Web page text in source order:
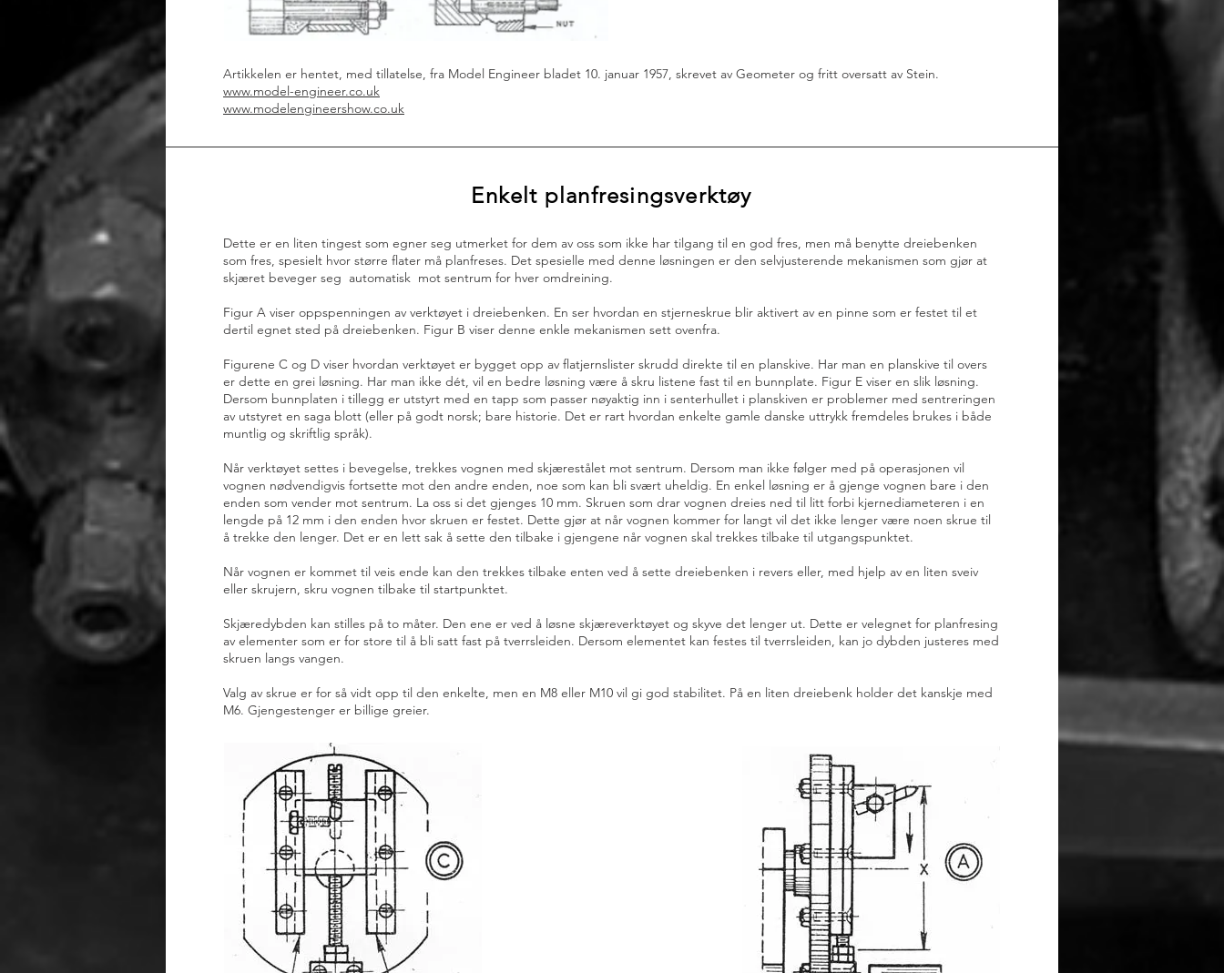
Artikkelen er hentet, med tillatelse, fra Model Engineer bladet 10. januar 1957, skrevet av Geometer og fritt oversatt av Stein.
www.model-engineer.co.uk
www.modelengineershow.co.uk
Enkelt planfresingsverktøy
Dette er en liten tingest som egner seg utmerket for dem av oss som ikke har tilgang til en god fres, men må benytte dreiebenken
som fres, spesielt hvor større flater må planfreses. Det spesielle med denne løsningen er den selvjusterende mekanismen som gjør at
skjæret beveger seg automatisk mot sentrum for hver omdreining.
Figur A viser oppspenningen av verktøyet i dreiebenken. En ser hvordan en stjerneskrue blir aktivert av en pinne som er festet til et
dertil egnet sted på dreiebenken. Figur B viser denne enkle mekanismen sett ovenfra.
Figurene C og D viser hvordan verktøyet er bygget opp av flatjernslister skrudd direkte til en planskive. Har man en planskive til overs
er dette en grei løsning. Har man ikke dét, vil en bedre løsning være å skru listene fast til en bunnplate. Figur E viser en slik løsning.
Dersom bunnplaten i tillegg er utstyrt med en tapp som passer nøyaktig inn i senterhullet i planskiven er problemer med sentreringen
av utstyret en saga blott (eller på godt norsk; bare historie. Det er rart hvordan enkelte gamle danske uttrykk fremdeles brukes i både
muntlig og skriftlig språk).
Når verktøyet settes i bevegelse, trekkes vognen med skjærestålet mot sentrum. Dersom man ikke følger med på operasjonen vil
vognen nødvendigvis fortsette mot den andre enden, noe som kan bli svært uheldig. En enkel løsning er å gjenge vognen bare i den
enden som vender mot sentrum. La oss si det gjenges 10 mm. Skruen som drar vognen dreies ned til litt forbi kjernediameteren i en
lengde på 12 mm i den enden hvor skruen er festet. Dette gjør at når vognen kommer for langt vil det ikke lenger være noen skrue til
å trekke den lenger. Det er en lett sak å sette den tilbake i gjengene når vognen skal trekkes tilbake til utgangspunktet.
Når vognen er kommet til veis ende kan den trekkes tilbake enten ved å sette dreiebenken i revers eller, med hjelp av en liten sveiv
eller skrujern, skru vognen tilbake til startpunktet.
Skjæredybden kan stilles på to måter. Den ene er ved å løsne skjæreverktøyet og skyve det lenger ut. Dette er velegnet for planfresing
av elementer som er for store til å bli satt fast på tverrsleiden. Dersom elementet kan festes til tverrsleiden, kan jo dybden justeres med
skruen langs vangen.
Valg av skrue er for så vidt opp til den enkelte, men en M8 eller M10 vil gi god stabilitet. På en liten dreiebenk holder det kanskje med
M6. Gjengestenger er billige greier.